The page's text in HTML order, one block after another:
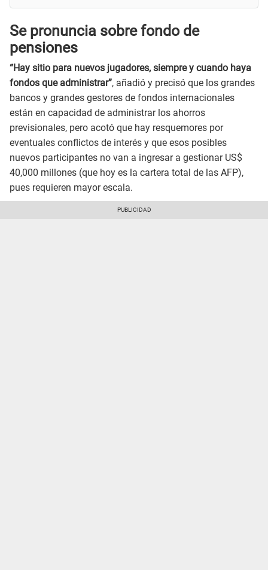
Se pronuncia sobre fondo de
pensiones
“Hay sitio para nuevos jugadores, siempre y cuando haya
fondos que administrar”, añadió y precisó que los grandes
bancos y grandes gestores de fondos internacionales
están en capacidad de administrar los ahorros
previsionales, pero acotó que hay resquemores por
eventuales conflictos de interés y que esos posibles
nuevos participantes no van a ingresar a gestionar US$
40,000 millones (que hoy es la cartera total de las AFP),
pues requieren mayor escala.